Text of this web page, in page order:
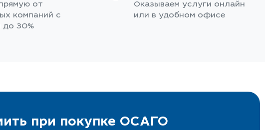
от
компаний с
до 30%
Оказываем услуги онлайн
или в удобном офисе
при покупке ОСАГО